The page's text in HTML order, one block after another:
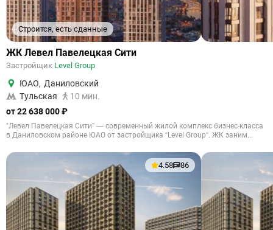
Строится, есть сданные
ЖК Левел Павелецкая Сити
Застройщик Level Group
ЮАО, Даниловский
Тульская
10 мин.
от 22 638 000 ₽
"Левел Павелецкая Сити” — современный жилой комплекс бизнес-класса
в Даниловском районе ЮАО от застройщика “Level Group“. ЖК заним...
4.58 86